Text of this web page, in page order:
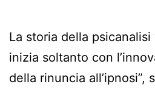
La storia della
inizia soltanto con
della rinuncia all’ipnosi”,